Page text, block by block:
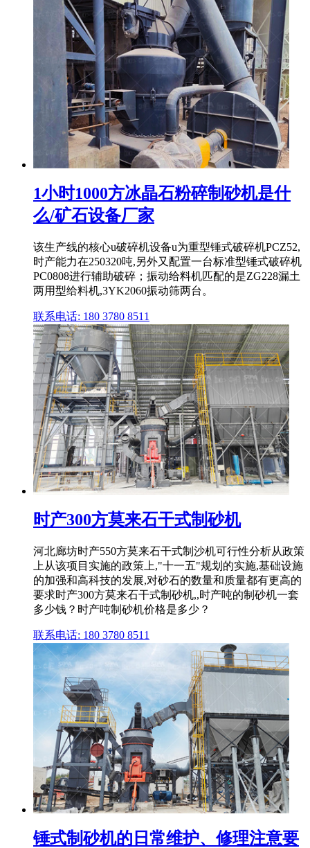
1小时1000方冰晶石粉碎制砂机是什
么/矿石设备厂家
该生产线的核心u破碎机设备u为重型锤式破碎机PCZ52,
时产能力在250320吨,另外又配置一台标准型锤式破碎机
PC0808进行辅助破碎；振动给料机匹配的是ZG228漏土
两用型给料机,3YK2060振动筛两台。
联系电话: 180 3780 8511
时产300方莫来石干式制砂机
河北廊坊时产550方莫来石干式制沙机可行性分析从政策
上从该项目实施的政策上,"十一五"规划的实施,基础设施
的加强和高科技的发展,对砂石的数量和质量都有更高的
要求时产300方莫来石干式制砂机,,时产吨的制砂机一套
多少钱？时产吨制砂机价格是多少？
联系电话: 180 3780 8511
锤式制砂机的日常维护、修理注意要